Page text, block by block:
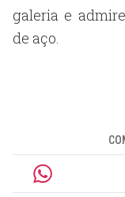
galeria e
de aço.